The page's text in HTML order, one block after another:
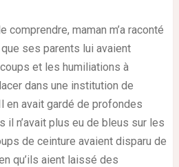
comprendre, maman m’a raconté
ses parents lui avaient
et les humiliations à
dans une institution de
en avait gardé de profondes
il n’avait plus eu de bleus sur les
de ceinture avaient disparu de
qu’ils aient laissé des